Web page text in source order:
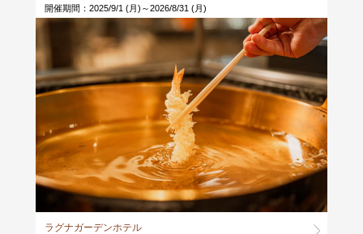
※当日12時まで予約OK
開催期間：2025/9/1 (月)～2026/8/31 (月)
ラグナガーデンホテル